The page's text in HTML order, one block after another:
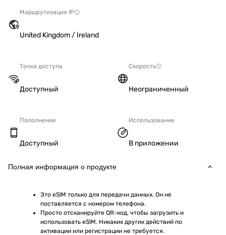
Маршрутизация IP
United Kingdom / Ireland
Точка доступа
Доступный
Скорость
Неограниченный
Пополнение
Доступный
Использование
В приложении
Полная информация о продукте
Это eSIM только для передачи данных. Он не
поставляется с номером телефона.
Просто отсканируйте QR-код, чтобы загрузить и
использовать eSIM. Никаких других действий по
активации или регистрации не требуется.